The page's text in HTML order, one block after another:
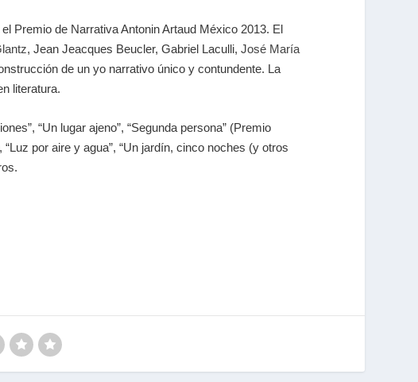
Premio de Narrativa Antonin Artaud México 2013. El
, Jean Jeacques Beucler, Gabriel Laculli,José María
de un yo narrativo único y contundente. La
literatura.
“Un lugar ajeno”, “Segunda persona” (Premio
por aire y agua”, “Un jardín, cinco noches (y otros